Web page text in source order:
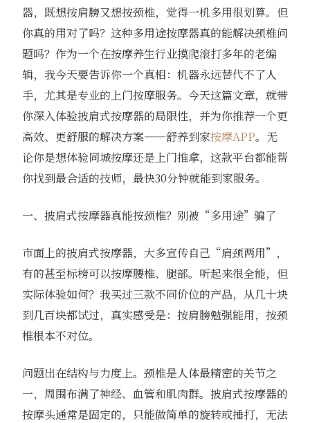
器，既想按肩膀又想按颈椎，觉得一机多用很划算。但
你真的用对了吗？这种多用途按摩器真的能解决颈椎问
题吗？作为一个在按摩养生行业摸爬滚打多年的老编
辑，我今天要告诉你一个真相：机器永远替代不了人
手，尤其是专业的上门按摩服务。今天这篇文章，就带
你深入体验披肩式按摩器的局限性，并为你推荐一个更
高效、更舒服的解决方案——舒养到家按摩APP。无
论你是想体验同城按摩还是上门推拿，这款平台都能帮
你找到最合适的技师，最快30分钟就能到家服务。
一、披肩式按摩器真能按颈椎？别被“多用途”骗了
市面上的披肩式按摩器，大多宣传自己“肩颈两用”，
有的甚至标榜可以按摩腰椎、腿部。听起来很全能，但
实际体验如何？我买过三款不同价位的产品，从几十块
到几百块都试过，真实感受是：按肩膀勉强能用，按颈
椎根本不对位。
问题出在结构与力度上。颈椎是人体最精密的关节之
一，周围布满了神经、血管和肌肉群。披肩式按摩器的
按摩头通常是固定的，只能做简单的旋转或捶打，无法